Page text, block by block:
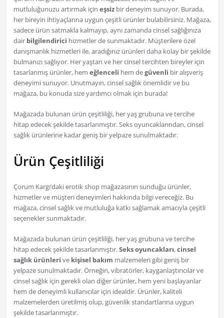
mutluluğunuzu artırmak için eşsizbir deneyim sunuyor. Burada,
her bireyin ihtiyaçlarına uygun çeşitli ürünler bulabilirsiniz. Mağaza,
sadece ürün satmakla kalmayıp, aynı zamanda cinsel sağlığınıza
dair bilgilendirici hizmetler de sunmaktadır. Müşterilere özel
danışmanlık hizmetleri ile, aradığınız ürünleri daha kolay bir şekilde
bulmanızı sağlıyor. Her yaştan ve her cinsel tercihten bireyler için
tasarlanmış ürünler, hem eğlenceli hem degüvenli bir alışveriş
deneyimi sunuyor. Unutmayın, cinsel sağlık önemlidir ve bu
mağaza, bu konuda size yardımcı olmak için burada!
Mağazada bulunan ürün çeşitliliği, her yaş grubuna ve tercihe
hitap edecek şekilde tasarlanmıştır. Seks oyuncaklarından, cinsel
sağlık ürünlerine kadar geniş bir yelpaze sunulmaktadır.
Ürün Çeşitliliği
Çorum Kargı’daki erotik shop mağazasının sunduğu ürünler,
hizmetler ve müşteri deneyimleri hakkında bilgi vereceğiz. Bu
mağaza, cinsel sağlık ve mutluluğa katkı sağlamak amacıyla çeşitli
seçenekler sunmaktadır.
Mağazada bulunan ürün çeşitliliği, her yaş grubuna ve tercihe
hitap edecek şekilde tasarlanmıştır.Seks oyuncakları,cinsel
sağlık ürünleri ve kişisel bakım malzemeleri gibi geniş bir
yelpaze sunulmaktadır. Örneğin, vibratörler, kayganlaştırıcılar ve
cinsel sağlık için gerekli olan diğer ürünler, hem yeni başlayanlar
hem de deneyimli kullanıcılar için idealdir. Ürünler, kaliteli
malzemelerden üretilmiş olup, güvenlik standartlarına uygun
şekilde tasarlanmıştır.